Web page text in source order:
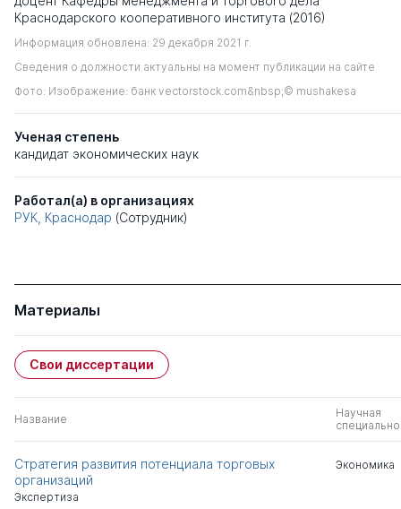
Краснодарского кооперативного института (2016)
Информация обновлена: 29 декабря 2021 г.
Сведения о должности актуальны на момент публикации на сайте
Фото: Изображение: банк vectorstock.com&nbsp;© mushakesa
Ученая степень
кандидат экономических наук
Работал(а) в организациях
РУК, Краснодар (Сотрудник)
Материалы
Свои диссертации
Название
Научная
Стратегия развития потенциала торговых
организаций
Экспертиза
Экономика